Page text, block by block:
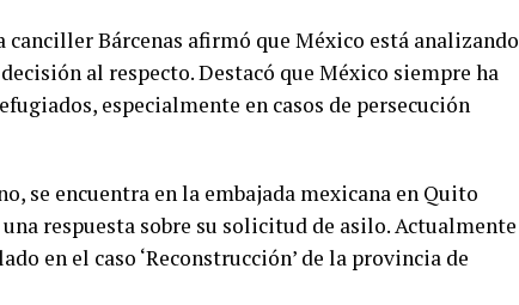
Bárcenas afirmó que México está analizando
al respecto. Destacó que México siempre ha
especialmente en casos de persecución
se encuentra en la embajada mexicana en Quito
respuesta sobre su solicitud de asilo. Actualmente
en el caso ‘Reconstrucción’ de la provincia de